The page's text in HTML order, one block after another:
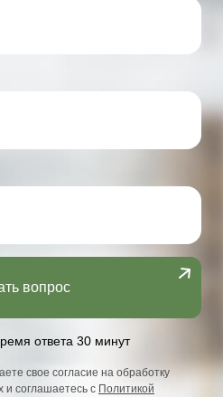
вопрос
ответа 30 минут
свое согласие на обработку
соглашаетесь с Политикой